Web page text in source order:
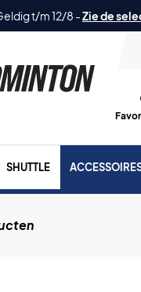
t/m 12/8 -Zie de
SHUTTLE